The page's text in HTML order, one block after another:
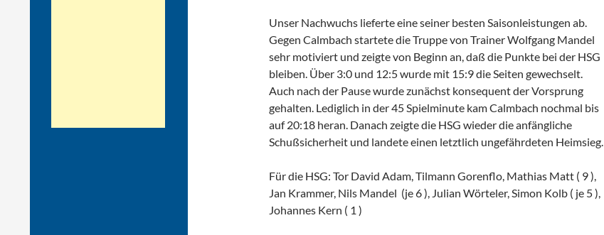
Unser Nachwuchs lieferte eine seiner besten Saisonleistungen ab.
Gegen Calmbach startete die Truppe von Trainer Wolfgang Mandel
sehr motiviert und zeigte von Beginn an, daß die Punkte bei der HSG
bleiben. Über 3:0 und 12:5 wurde mit 15:9 die Seiten gewechselt.
Auch nach der Pause wurde zunächst konsequent der Vorsprung
gehalten. Lediglich in der 45 Spielminute kam Calmbach nochmal bis
auf 20:18 heran. Danach zeigte die HSG wieder die anfängliche
Schußsicherheit und landete einen letztlich ungefährdeten Heimsieg.
Für die HSG: Tor David Adam, Tilmann Gorenflo, Mathias Matt ( 9 ),
Jan Krammer, Nils Mandel (je 6 ), Julian Wörteler, Simon Kolb ( je 5 ),
Johannes Kern ( 1 )